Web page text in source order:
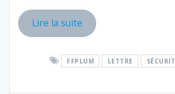
Lire la suite
FFPLUM LETTRE